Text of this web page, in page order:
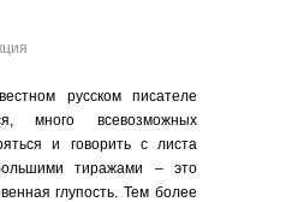
русском писателе
много всевозможных
и говорить с листа
тиражами – это
глупость. Тем более